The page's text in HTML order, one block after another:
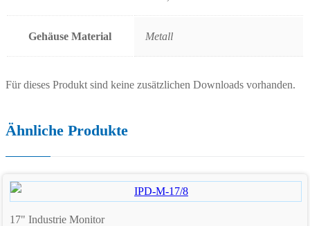
Gehäuse Material Metall
Für dieses Produkt sind keine zusätzlichen Downloads vorhanden.
Ähnliche Produkte
17" Industrie Monitor